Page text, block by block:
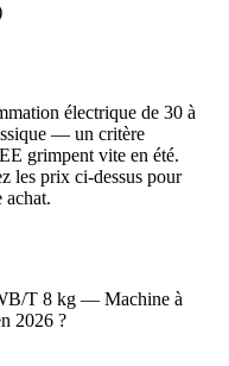
électrique de 30 à
— un critère
grimpent vite en été.
les prix ci-dessus pour
T 8 kg — Machine à
2026 ?